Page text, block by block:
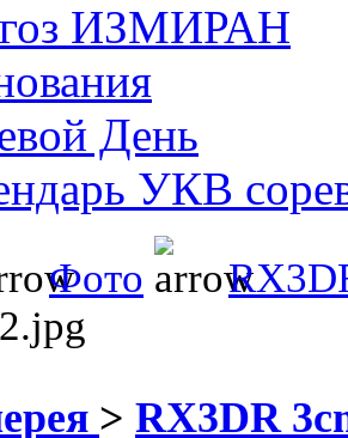
ИЗМИРАН
День
УКВ
Фото
> RX3DR